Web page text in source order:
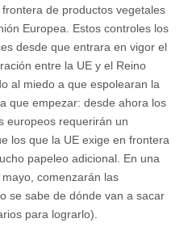
de productos vegetales
Europea. Estos controles los
desde que entrara en vigor el
entre la UE y el Reino
al miedo a que espolearan la
que empezar: desde ahora los
europeos requerirán un
los que la UE exige en frontera
papeleo adicional. En una
comenzarán las
se sabe de dónde van a sacar
para lograrlo).